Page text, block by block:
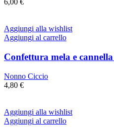
6,00 €
Aggiungi alla wishlist
Aggiungi al carrello
Confettura mela e
Nonno Ciccio
4,80 €
Aggiungi alla wishlist
Aggiungi al carrello